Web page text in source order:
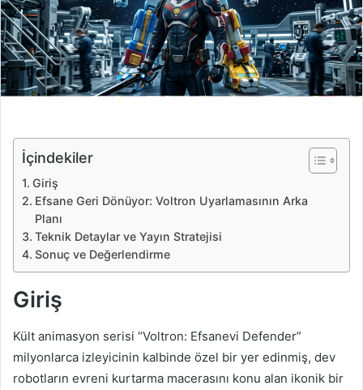
o
s
t
a
g
e
m
k
İçindekiler
Giriş
Efsane Geri Dönüyor: Voltron Uyarlamasının Arka
Planı
Teknik Detaylar ve Yayın Stratejisi
Sonuç ve Değerlendirme
Giriş
Kült animasyon serisi “Voltron: Efsanevi Defender”
milyonlarca izleyicinin kalbinde özel bir yer edinmiş, dev
robotların evreni kurtarma macerasını konu alan ikonik bir